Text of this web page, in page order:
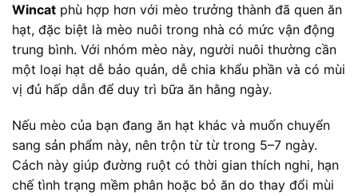
Wincat phù hợp hơn với mèo trưởng thành đã quen ăn
hạt, đặc biệt là mèo nuôi trong nhà có mức vận động
trung bình. Với nhóm mèo này, người nuôi thường cần
một loại hạt dễ bảo quản, dễ chia khẩu phần và có mùi
vị đủ hấp dẫn để duy trì bữa ăn hằng ngày.
Nếu mèo của bạn đang ăn hạt khác và muốn chuyển
sang sản phẩm này, nên trộn từ từ trong 5–7 ngày.
Cách này giúp đường ruột có thời gian thích nghi, hạn
chế tình trạng mềm phân hoặc bỏ ăn do thay đổi mùi